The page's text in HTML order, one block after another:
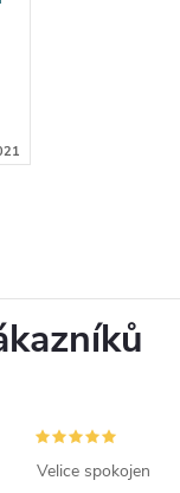
Velice spokojen